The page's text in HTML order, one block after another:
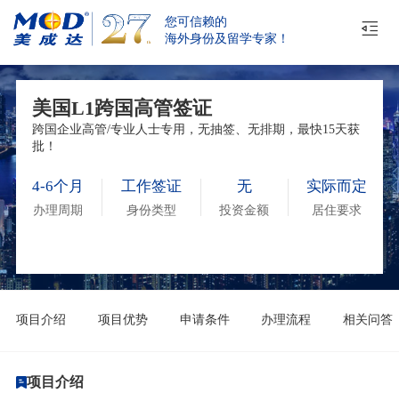
您可信赖的
海外身份及留学专家！
美国L1跨国高管签证
跨国企业高管/专业人士专用，无抽签、无排期，最快15天获
批！
4-6个月
办理周期
工作签证
身份类型
无
投资金额
实际而定
居住要求
项目介绍 项目优势 申请条件 办理流程 相关问答
项目介绍